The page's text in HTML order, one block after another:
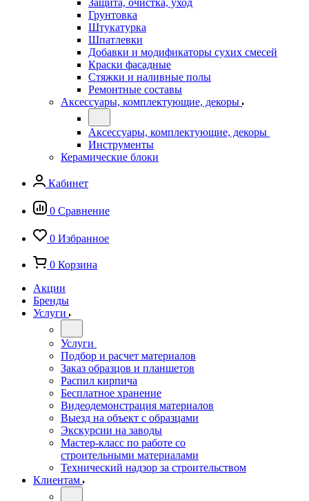
Защита, очистка, уход
Грунтовка
Штукатурка
Шпатлевки
Добавки и модификаторы сухих смесей
Краски фасадные
Стяжки и наливные полы
Ремонтные составы
Аксессуары, комплектующие, декоры
Аксессуары, комплектующие, декоры
Инструменты
Керамические блоки
Кабинет
0 Сравнение
0 Избранное
0 Корзина
Акции
Бренды
Услуги
Услуги
Подбор и расчет материалов
Заказ образцов и планшетов
Распил кирпича
Бесплатное хранение
Видеодемонстрация материалов
Выезд на объект с образцами
Экскурсии на заводы
Мастер-класс по работе со
строительными материалами
Технический надзор за строительством
Клиентам